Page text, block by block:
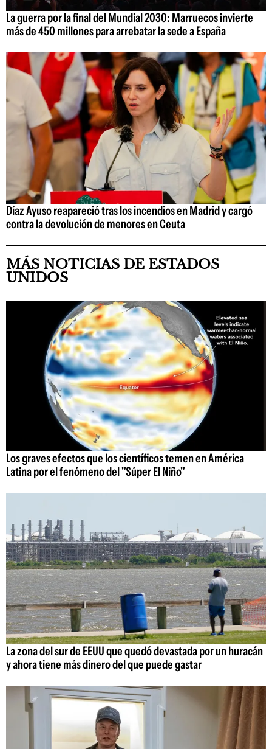
La guerra por la final del Mundial 2030: Marruecos invierte
más de 450 millones para arrebatar la sede a España
Díaz Ayuso reapareció tras los incendios en Madrid y cargó
contra la devolución de menores en Ceuta
MÁS NOTICIAS DE ESTADOS
UNIDOS
Los graves efectos que los científicos temen en América
Latina por el fenómeno del "Súper El Niño"
La zona del sur de EEUU que quedó devastada por un huracán
y ahora tiene más dinero del que puede gastar